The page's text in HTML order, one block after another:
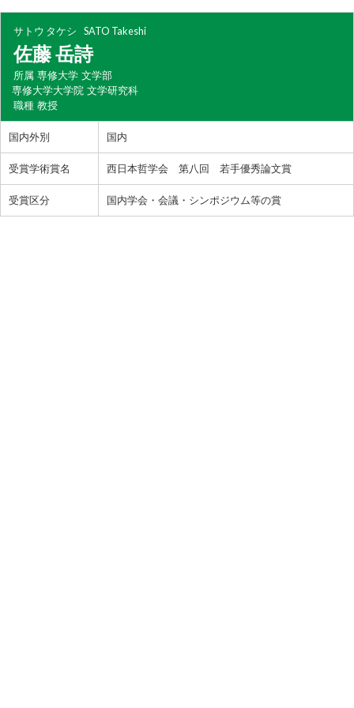
サトウ タケシ SATO Takeshi
佐藤 岳詩
所属 専修大学 文学部
専修大学大学院 文学研究科
職種 教授
国内外別 国内
受賞学術賞名 西日本哲学会 第八回 若手優秀論文賞
受賞区分 国内学会・会議・シンポジウム等の賞